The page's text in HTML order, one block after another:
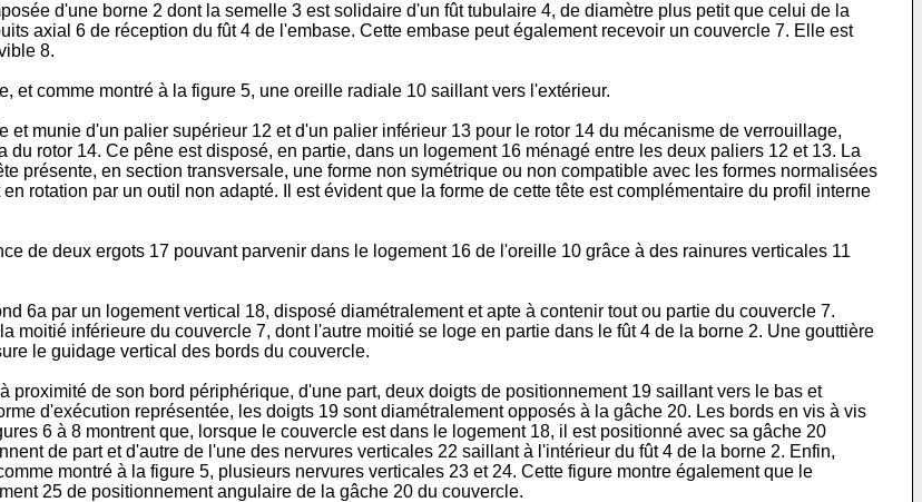
d'une borne 2 dont la semelle 3 est solidaire d'un fût tubulaire 4, de diamètre plus petit que celui de la
axial 6 de réception du fût 4 de l'embase. Cette embase peut également recevoir un couvercle 7. Elle est
8.
et comme montré à la figure 5, une oreille radiale 10 saillant vers l'extérieur.
munie d'un palier supérieur 12 et d'un palier inférieur 13 pour le rotor 14 du mécanisme de verrouillage,
rotor 14. Ce pêne est disposé, en partie, dans un logement 16 ménagé entre les deux paliers 12 et 13. La
présente, en section transversale, une forme non symétrique ou non compatible avec les formes normalisées
rotation par un outil non adapté. Il est évident que la forme de cette tête est complémentaire du profil interne
de deux ergots 17 pouvant parvenir dans le logement 16 de l'oreille 10 grâce à des rainures verticales 11
6a par un logement vertical 18, disposé diamétralement et apte à contenir tout ou partie du couvercle 7.
moitié inférieure du couvercle 7, dont l'autre moitié se loge en partie dans le fût 4 de la borne 2. Une gouttière
le guidage vertical des bords du couvercle.
proximité de son bord périphérique, d'une part, deux doigts de positionnement 19 saillant vers le bas et
d'exécution représentée, les doigts 19 sont diamétralement opposés à la gâche 20. Les bords en vis à vis
6 à 8 montrent que, lorsque le couvercle est dans le logement 18, il est positionné avec sa gâche 20
de part et d'autre de l'une des nervures verticales 22 saillant à l'intérieur du fût 4 de la borne 2. Enfin,
montré à la figure 5, plusieurs nervures verticales 23 et 24. Cette figure montre également que le
25 de positionnement angulaire de la gâche 20 du couvercle.